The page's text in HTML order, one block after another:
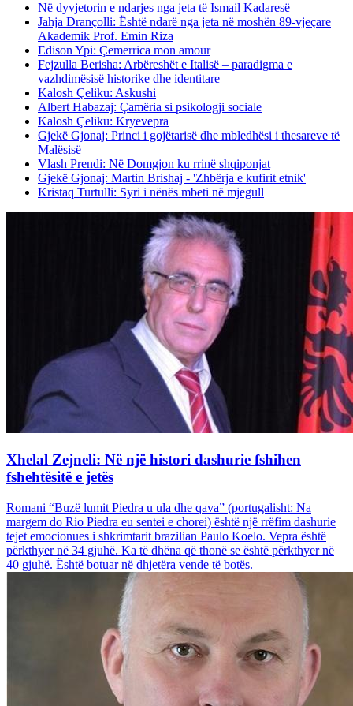
Në dyvjetorin e ndarjes nga jeta të Ismail Kadaresë
Jahja Drançolli: Është ndarë nga jeta në moshën 89-vjeçare
Akademik Prof. Emin Riza
Edison Ypi: Çemerrica mon amour
Fejzulla Berisha: Arbëreshët e Italisë – paradigma e
vazhdimësisë historike dhe identitare
Kalosh Çeliku: Askushi
Albert Habazaj: Çamëria si psikologji sociale
Kalosh Çeliku: Kryevepra
Gjekë Gjonaj: Princi i gojëtarisë dhe mbledhësi i thesareve të
Malësisë
Vlash Prendi: Në Domgjon ku rrinë shqiponjat
Gjekë Gjonaj: Martin Brishaj - 'Zhbërja e kufirit etnik'
Kristaq Turtulli: Syri i nënës mbeti në mjegull
Xhelal Zejneli: Në një histori dashurie fshihen
fshehtësitë e jetës
Romani “Buzë lumit Piedra u ula dhe qava” (portugalisht: Na
margem do Rio Piedra eu sentei e chorei) është një rrëfim dashurie
tejet emocionues i shkrimtarit brazilian Paulo Koelo. Vepra është
përkthyer në 34 gjuhë. Ka të dhëna që thonë se është përkthyer në
40 gjuhë. Është botuar në dhjetëra vende të botës.